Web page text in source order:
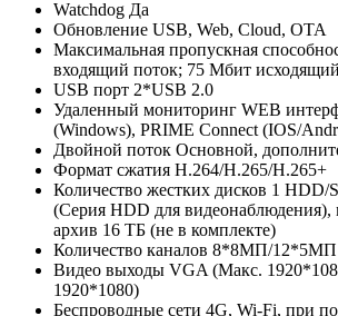
Watchdog Да
Обновление USB, Web, Cloud, OTA
Максимальная пропускная
входящий поток; 75 Мбит
USB порт 2*USB 2.0
Удаленный мониторинг WEB
(Windows), PRIME Connect (IOS/
Двойной поток Основной,
Формат сжатия H.264/H.265/H.265+
Количество жестких дисков 1 HDD/
(Серия HDD для видеонаблюдения),
архив 16 ТБ (не в комплекте)
Количество каналов 8*8МП/12*5МП
Видео выходы VGA (Макс.
1920*1080)
Беспроводные сети 4G, Wi-Fi, при